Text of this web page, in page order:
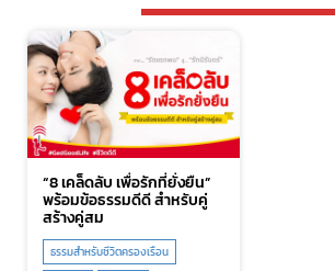
“8 เคล็ดลับ เพื่อรักที่ยั่งยืน”
พร้อมข้อธรรมดีดี สำหรับคู่
สร้างคู่สม
ธรรมสำหรับชีวิตครองเรือน